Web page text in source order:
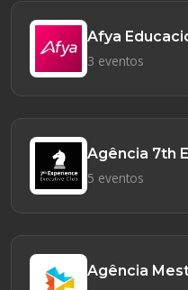
Afya
3 eventos
Agência 7th
5 eventos
Agência